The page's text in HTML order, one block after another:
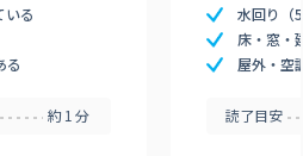
いる
る
約1分
水回り（
床・窓・
屋外・空
読了目安